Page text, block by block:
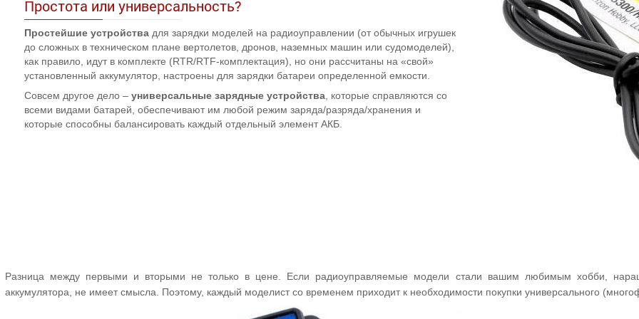
Простота или универсальность?
Простейшие устройствадля зарядки моделей на радиоуправлении (от обычных игрушек
до сложных в техническом плане вертолетов, дронов, наземных машин или судомоделей),
как правило, идут в комплекте (RTR/RTF-комплектация), но они рассчитаны на «свой»
установленный аккумулятор, настроены для зарядки батареи определенной емкости.
Совсем другое дело – универсальные зарядные устройства, которые справляются со
всеми видами батарей, обеспечивают им любой режим заряда/разряда/хранения и
которые способны балансировать каждый отдельный элемент АКБ.
Разница между первыми и вторыми не только в цене. Если радиоуправляемые модели стали вашим любимым хобби,
аккумулятора, не имеет смысла. Поэтому, каждый моделист со временем приходит к необходимости покупки универсального